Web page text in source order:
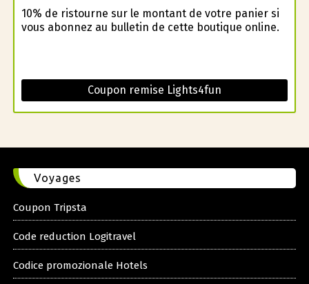
10% de ristourne sur le montant de votre panier si
vous abonnez au bulletin de cette boutique online.
Coupon remise Lights4fun
Voyages
Coupon Tripsta
Code reduction Logitravel
Codice promozionale Hotels